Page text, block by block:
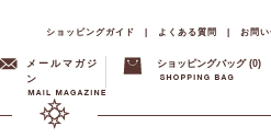
ショッピングガイド | よくある質問 | お問
メールマガジ
ン
ショッピングバッグ (0)